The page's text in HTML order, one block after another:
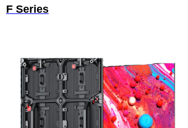
F Series